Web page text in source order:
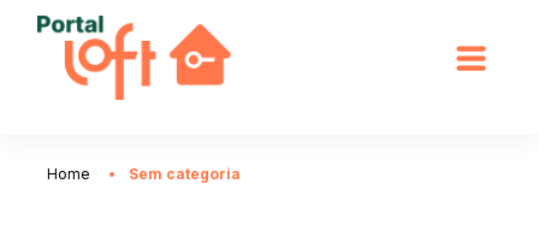
Home Sem categoria